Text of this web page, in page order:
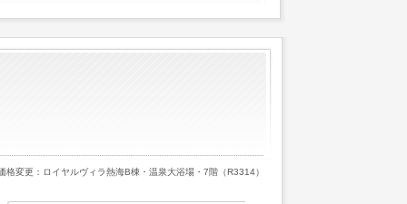
格変更：ロイヤルヴィラ熱海B棟・温泉大浴場・7階（R3314）